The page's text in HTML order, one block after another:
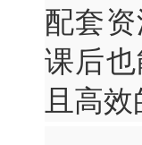
配套
课后
且高